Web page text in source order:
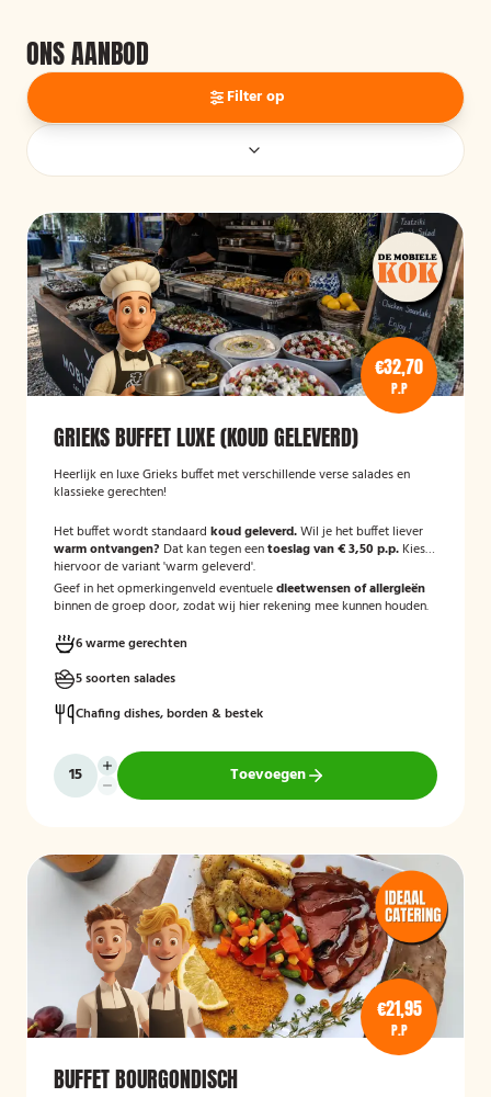
ONS AANBOD
Filter op
€32,70
P.P
GRIEKS BUFFET LUXE (KOUD GELEVERD)
Heerlijk en luxe Grieks buffet met verschillende verse salades en
klassieke gerechten!
Het buffet wordt standaard koud geleverd.Wil je het buffet liever
warm ontvangen? Dat kan tegen eentoeslag van € 3,50 p.p. Kies
hiervoor de variant 'warm geleverd'.
Geef in het opmerkingenveld eventueledieetwensen of allergieën
binnen de groep door, zodat wij hier rekening mee kunnen houden.
6 warme gerechten
5 soorten salades
Chafing dishes, borden & bestek
Toevoegen
€21,95
P.P
BUFFET BOURGONDISCH